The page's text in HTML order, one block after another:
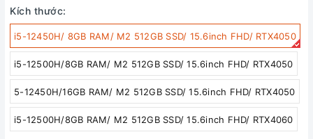
Kích thước:
i5-12450H/ 8GB RAM/ M2 512GB SSD/ 15.6inch FHD/ RTX4050
i5-12500H/8GB RAM/ M2 512GB SSD/ 15.6inch FHD/ RTX4050
5-12450H/16GB RAM/ M2 512GB SSD/ 15.6inch FHD/ RTX4050
i5-12500H/8GB RAM/ M2 512GB SSD/ 15.6inch FHD/ RTX4060